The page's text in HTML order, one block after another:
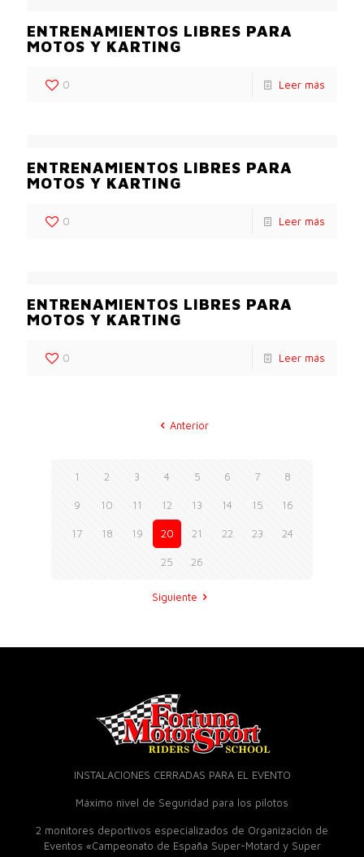
ENTRENAMIENTOS LIBRES PARA
MOTOS Y KARTING
0 Leer más
ENTRENAMIENTOS LIBRES PARA
MOTOS Y KARTING
0 Leer más
ENTRENAMIENTOS LIBRES PARA
MOTOS Y KARTING
0 Leer más
Anterior
1 2 3 4 5 6 7 8
9 10 11 12 13 14 15 16
17 18 19 20 21 22 23 24
25 26
Siguiente
INSTALACIONES CERRADAS PARA EL EVENTO
Máximo nivel de Seguridad para los pilotos
2 monitores deportivos especializados de Organización de
Eventos «Campeonato de España Super-Motard y Super